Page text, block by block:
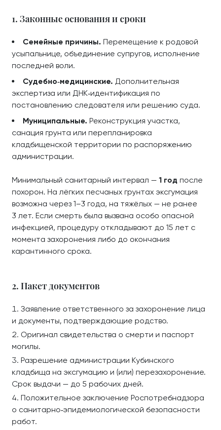
1. Законные основания и сроки
Семейные причины. Перемещение к родовой
усыпальнице, объединение супругов, исполнение
последней воли.
Судебно‑медицинские. Дополнительная
экспертиза или ДНК‑идентификация по
постановлению следователя или решению суда.
Муниципальные. Реконструкция участка,
санация грунта или перепланировка
кладбищенской территории по распоряжению
администрации.
Минимальный санитарный интервал — 1 год после
похорон. На лёгких песчаных грунтах эксгумация
возможна через 1–3 года, на тяжёлых — не ранее
3 лет. Если смерть была вызвана особо опасной
инфекцией, процедуру откладывают до 15 лет с
момента захоронения либо до окончания
карантинного срока.
2. Пакет документов
Заявление ответственного за захоронение лица
и документы, подтверждающие родство.
Оригинал свидетельства о смерти и паспорт
могилы.
Разрешение администрации Кубинского
кладбища на эксгумацию и (или) перезахоронение.
Срок выдачи — до 5 рабочих дней.
Положительное заключение Роспотребнадзора
о санитарно‑эпидемиологической безопасности
работ.